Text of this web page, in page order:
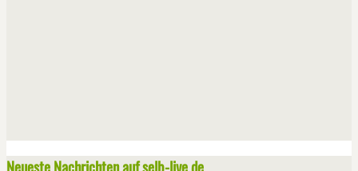
Neueste Nachrichten auf selb-live.de